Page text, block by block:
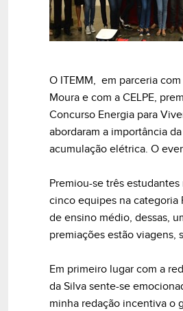
O ITEMM, em parceria
Moura e com a CELPE,
Concurso Energia para
abordaram a importância
acumulação elétrica. O
Premiou-se três
cinco equipes na categoria
de ensino médio, dessas,
premiações estão viagens,
Em primeiro lugar com a
da Silva sente-se
minha redação incentiva o